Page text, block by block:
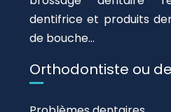
dentifrice et produits
de bouche…
Orthodontiste ou